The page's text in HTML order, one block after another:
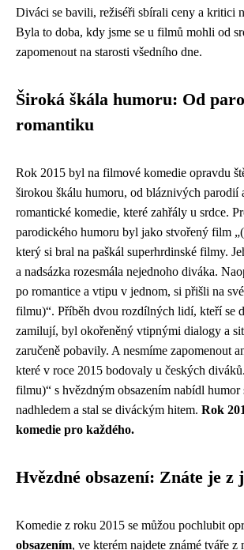
Diváci se bavili, režiséři sbírali ceny a kritici
Byla to doba, kdy jsme se u filmů mohli od
zapomenout na starosti všedního dne.
Široká škála humoru: Od
romantiku
Rok 2015 byl na filmové komedie opravdu
širokou škálu humoru, od bláznivých parodií
romantické komedie, které zahřály u srdce.
parodického humoru byl jako stvořený film
který si bral na paškál superhrdinské filmy.
a nadsázka rozesmála nejednoho diváka.
po romantice a vtipu v jednom, si přišli na
filmu)“. Příběh dvou rozdílných lidí, kteří se
zamilují, byl okořeněný vtipnými dialogy a
zaručeně pobavily. A nesmíme zapomenout
které v roce 2015 bodovaly u českých
filmu)“ s hvězdným obsazením nabídl
nadhledem a stal se diváckým hitem. Rok
komedie pro každého.
Hvězdné obsazení: Znáte je
Komedie z roku 2015 se můžou pochlubit
obsazením, ve kterém najdete známé tváře z